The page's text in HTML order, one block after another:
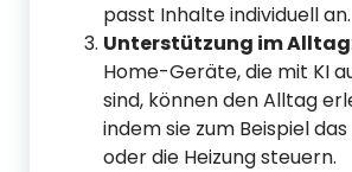
passt Inhalte individuell an.
Unterstützung im Alltag
Home-Geräte, die mit KI
sind, können den Alltag
indem sie zum Beispiel
oder die Heizung steuern.